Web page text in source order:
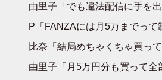
由里子「でも違法配信に手を
P「FANZAには月5万までって
比奈「結局めちゃくちゃ買って
由里子「月5万円分も買って全